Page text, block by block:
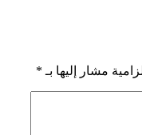
مشار إليها بـ *